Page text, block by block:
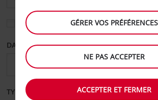
Sélectionnez une autre agence de retour
DATE DE DÉPART DATE DE
TYPE DE LOCATION
GÉRER VOS PRÉFÉRENCES
NE PAS ACCEPTER
ACCEPTER ET FERMER